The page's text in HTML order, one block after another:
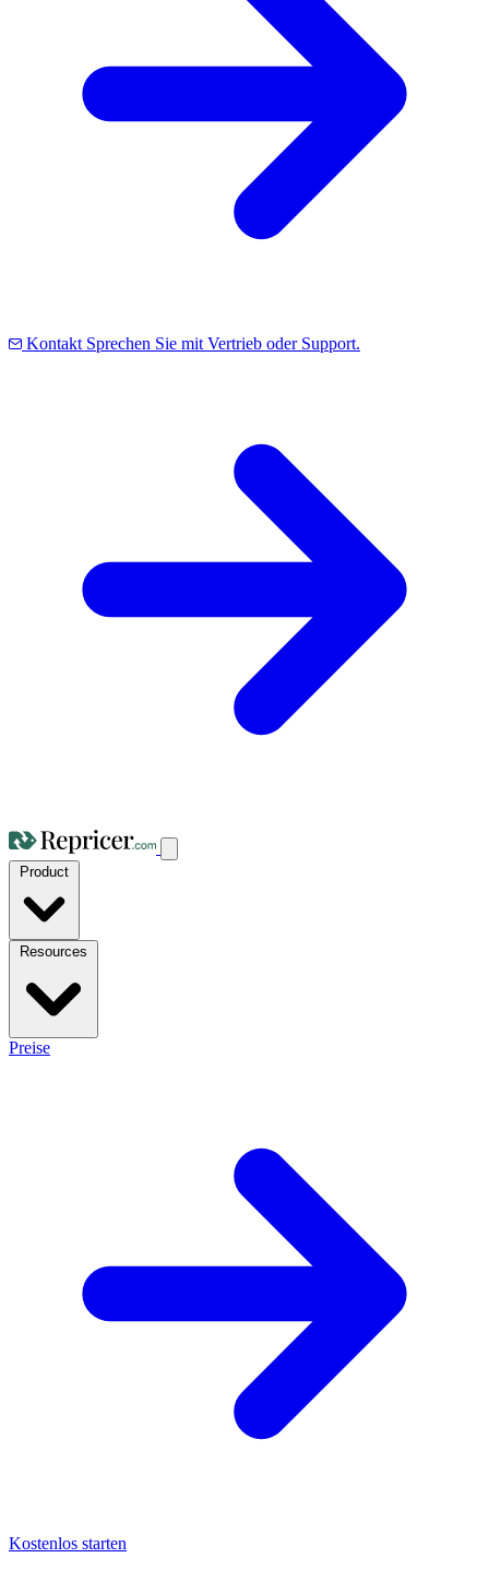
Kontakt Sprechen Sie mit Vertrieb oder Support.
Preise
Kostenlos starten